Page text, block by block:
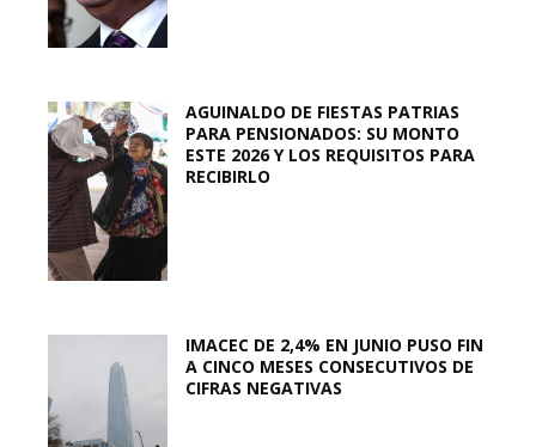
AGUINALDO DE FIESTAS PATRIAS
PARA PENSIONADOS: SU MONTO
ESTE 2026 Y LOS REQUISITOS PARA
RECIBIRLO
IMACEC DE 2,4% EN JUNIO PUSO FIN
A CINCO MESES CONSECUTIVOS DE
CIFRAS NEGATIVAS